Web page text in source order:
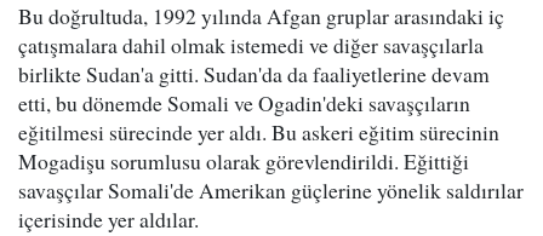
Bu doğrultuda, 1992 yılında Afgan gruplar arasındaki iç
çatışmalara dahil olmak istemedi ve diğer savaşçılarla
birlikte Sudan'a gitti. Sudan'da da faaliyetlerine devam
etti, bu dönemde Somali ve Ogadin'deki savaşçıların
eğitilmesi sürecinde yer aldı. Bu askeri eğitim sürecinin
Mogadişu sorumlusu olarak görevlendirildi. Eğittiği
savaşçılar Somali'de Amerikan güçlerine yönelik saldırılar
içerisinde yer aldılar.